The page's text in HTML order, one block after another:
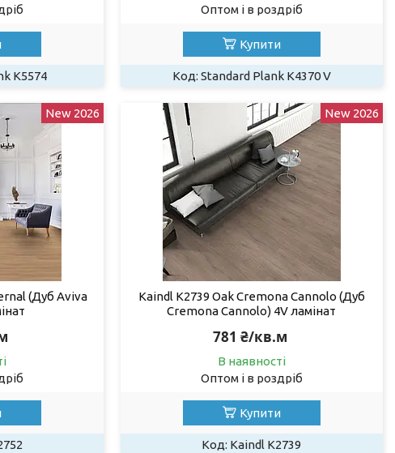
K5574
Оптом і в роздріб
Купити
Standard Plank K4370 V
New 2026
(Дуб Aviva
New 2026
Kaindl К2739 Oak Cremona Cannolo (Дуб
Cremona Cannolo) 4V ламінат
781 ₴/кв.м
В наявності
Оптом і в роздріб
Купити
Kaindl К2739